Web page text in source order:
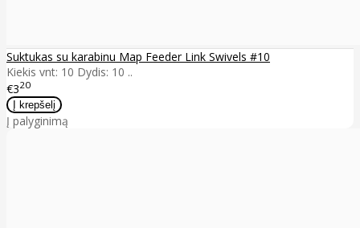
Suktukas su karabinu Map Feeder Link Swivels #10
Kiekis vnt: 10 Dydis: 10 ..
€320
Į palyginimą